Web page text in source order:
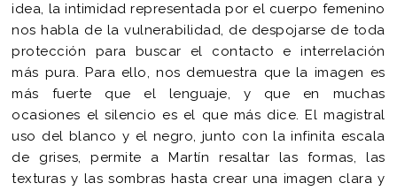
idea, la intimidad representada por el cuerpo femenino
nos habla de la vulnerabilidad, de despojarse de toda
protección para buscar el contacto e interrelación
más pura. Para ello, nos demuestra que la imagen es
más fuerte que el lenguaje, y que en muchas
ocasiones el silencio es el que más dice. El magistral
uso del blanco y el negro, junto con la infinita escala
de grises, permite a Martín resaltar las formas, las
texturas y las sombras hasta crear una imagen clara y